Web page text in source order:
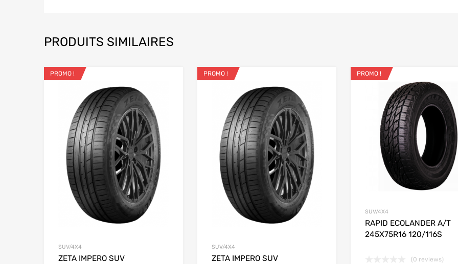
PRODUITS SIMILAIRES
PROMO !
Add to Compare
SUV/4X4
ZETA IMPERO SUV
PROMO !
Add to Compare
SUV/4X4
ZETA IMPERO SUV
PROMO !
SUV/4X4
RAPID ECOLANDER A/T
245X75R16 120/116S
(0 reviews)